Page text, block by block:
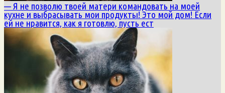
— Я не позволю твоей матери командовать на моей
кухне и выбрасывать мои продукты! Это мой дом! Если
ей не нравится, как я готовлю, пусть ест